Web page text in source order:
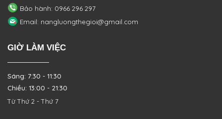
Bảo hành: 0966 296 297
Email: nangluongthegioi@gmail.com
GIỜ LÀM VIỆC
Sáng: 7:30 - 11:30
Chiều: 13:00 - 21:30
Từ Thứ 2 - Thứ 7